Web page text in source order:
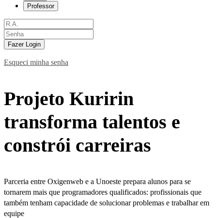
Professor
Fazer Login
Esqueci minha senha
Projeto Kuririn
transforma talentos e
constrói carreiras
Parceria entre Oxigenweb e a Unoeste prepara alunos para se
tornarem mais que programadores qualificados: profissionais que
também tenham capacidade de solucionar problemas e trabalhar em
equipe